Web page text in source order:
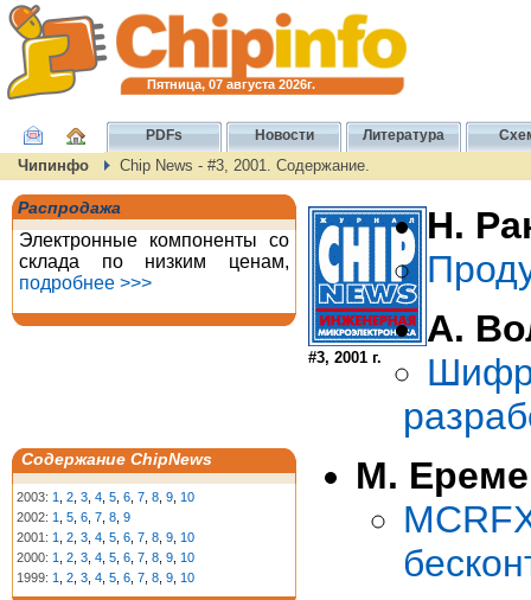
Пятница, 07 августа 2026г.
PDFs Новости Литература
Чипинфо Chip News - #3, 2001. Содержание.
Распродажа
Электронные компоненты со
склада по низким ценам,
подробнее >>>
Содержание ChipNews
2003: 1 2 3 4 5 6 7 8 9 10
2002: 1 5 6 7 8 9
2001: 1 2 3 4 5 6 7 8 9 10
2000: 1 2 3 4 5 6 7 8 9 10
1999: 1 2 3 4 5 6 7 8 9 10
#3, 2001 г.
Н.
А.
М.